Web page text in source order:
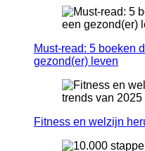
Must-read: 5 boeken
gezond(er) leven
Fitness en welzijn